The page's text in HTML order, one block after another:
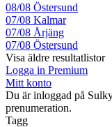
08/08 Östersund
07/08 Kalmar
07/08 Årjäng
07/08 Östersund
Visa äldre resultatlistor
Logga in Premium
Mitt konto
Du är inloggad på
prenumeration.
Tagg